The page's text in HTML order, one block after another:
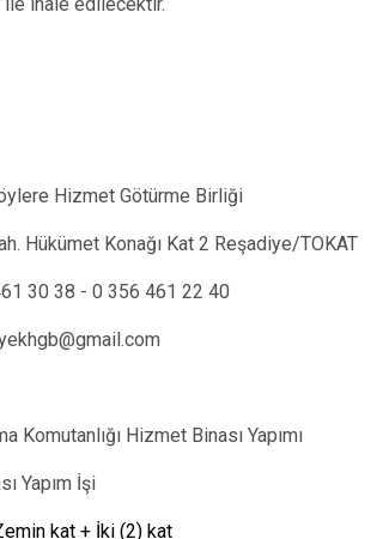
Hizmet Götürme Birliği
Hükümet Konağı Kat 2 Reşadiye/TOKAT
30 38 - 0 356 461 22 40
Komutanlığı Hizmet Binası Yapımı
Yapım İşi
kat + İki (2) kat